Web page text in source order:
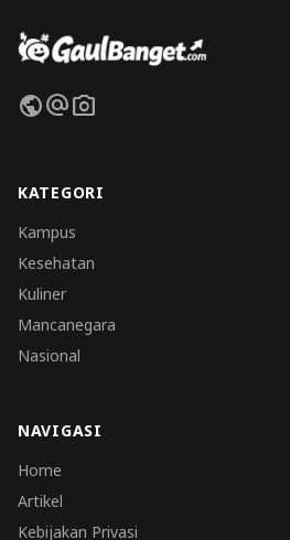
publicalternate_emailphoto_camera
KATEGORI
Kampus
Kesehatan
Kuliner
Mancanegara
Nasional
NAVIGASI
Home
Artikel
Kebijakan Privasi